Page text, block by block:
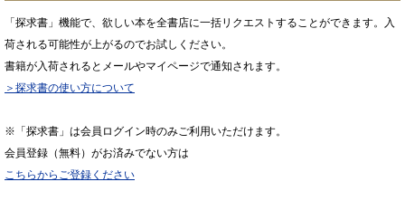
「探求書」機能で、欲しい本を全書店に一括リクエストすることができます。入
荷される可能性が上がるのでお試しください。
書籍が入荷されるとメールやマイページで通知されます。
＞探求書の使い方について
※「探求書」は会員ログイン時のみご利用いただけます。
会員登録（無料）がお済みでない方は
こちらからご登録ください